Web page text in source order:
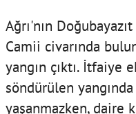
Ağrı'nın
Camii civarında
yangın çıktı.
söndürülen
yaşanmazken, daire